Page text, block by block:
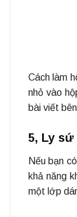
Cách làm
nhỏ vào
bài viết
5, Ly
Nếu bạn
khả năng
một lớp